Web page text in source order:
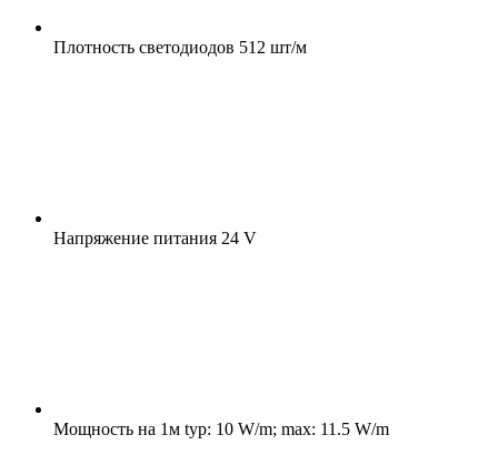
Плотность светодиодов 512 шт/м
Напряжение питания 24 V
Мощность на 1м typ: 10 W/m; max: 11.5 W/m